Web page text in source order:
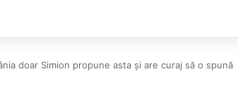
doar Simion propune asta și are curaj să o spună